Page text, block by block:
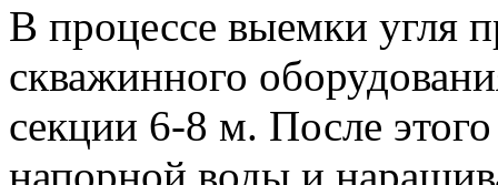
В процессе выемки угля
скважинного
секции 6-8 м. После
напорной воды и